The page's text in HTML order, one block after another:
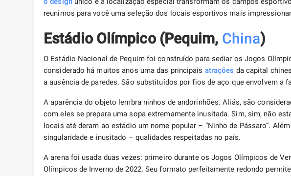
reunimos para você uma seleção dos locais esportivos mais
Estádio Olímpico (Pequim, China)
O Estádio Nacional de Pequim foi construído para sediar os Jogos
considerado há muitos anos uma das principais atrações da capital
a ausência de paredes. São substituídos por fios de aço que envolvem a
A aparência do objeto lembra ninhos de andorinhões. Aliás, são
com eles se prepara uma sopa extremamente inusitada. Sim, sim, não
locais até deram ao estádio um nome popular – “Ninho de Pássaro”.
singularidade e inusitado – qualidades respeitadas no país.
A arena foi usada duas vezes: primeiro durante os Jogos Olímpicos de
Olímpicos de Inverno de 2022. Seu formato perfeitamente redondo